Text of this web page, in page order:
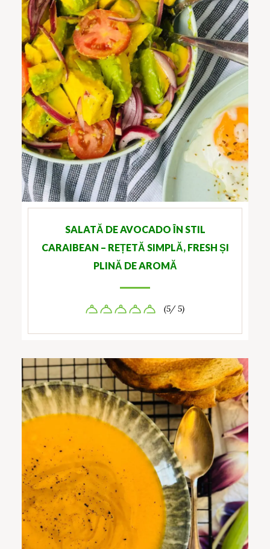
SALATĂ DE AVOCADO ÎN STIL
CARAIBEAN – REȚETĂ SIMPLĂ, FRESH ȘI
PLINĂ DE AROMĂ
(5/ 5)